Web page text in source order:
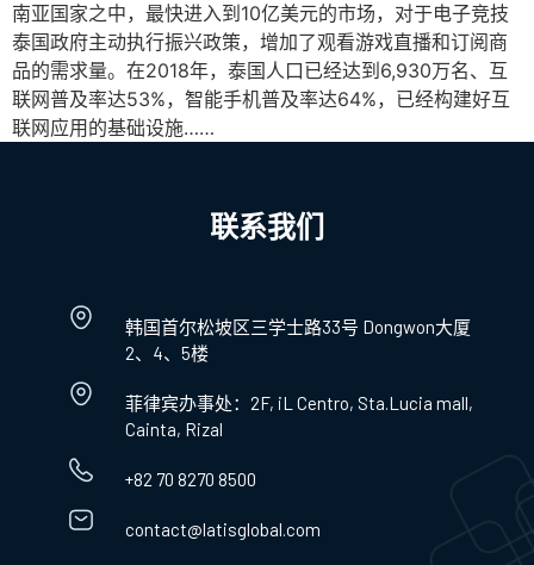
南亚国家之中，最快进入到10亿美元的市场，对于电子竞技
泰国政府主动执行振兴政策，增加了观看游戏直播和订阅商
品的需求量。在2018年，泰国人口已经达到6,930万名、互
联网普及率达53%，智能手机普及率达64%，已经构建好互
联网应用的基础设施……
联系我们
韩国首尔松坡区三学士路33号 Dongwon大厦
2、4、5楼
菲律宾办事处：2F, iL Centro, Sta.Lucia mall,
Cainta, Rizal
+82 70 8270 8500
contact@latisglobal.com